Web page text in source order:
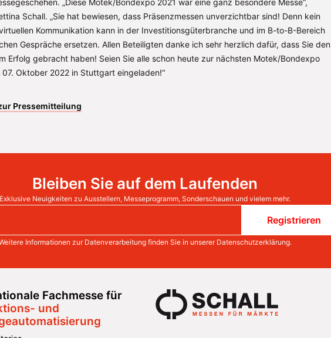
„Diese Motek/Bondexpo 2021 war eine ganz besondere Messe“,
Schall. „Sie hat bewiesen, dass Präsenzmessen unverzichtbar sind! Denn kein
Kommunikation kann in der Investitionsgüterbranche und im B-to-B-Bereich
Gespräche ersetzen. Allen Beteiligten danke ich sehr herzlich dafür, dass Sie den
Erfolg gebracht haben! Seien Sie alle schon heute zur nächsten Motek/Bondexpo
Oktober 2022 in Stuttgart eingeladen!“
Pressemitteilung
Bleiben Sie auf dem Laufenden
Exklusive Neuigkeiten zu Ausstellern, Messeprogramm, Sonderschauen und vielem mehr.
Registrieren
Informationen zur Datenverarbeitung finden Sie in unserer Datenschutzerklärung.
Fachmesse für
und